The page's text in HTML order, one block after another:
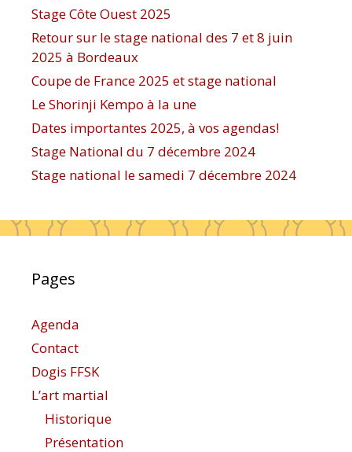
Stage Côte Ouest 2025
Retour sur le stage national des 7 et 8 juin
2025 à Bordeaux
Coupe de France 2025 et stage national
Le Shorinji Kempo à la une
Dates importantes 2025, à vos agendas!
Stage National du 7 décembre 2024
Stage national le samedi 7 décembre 2024
Pages
Agenda
Contact
Dogis FFSK
L’art martial
Historique
Présentation